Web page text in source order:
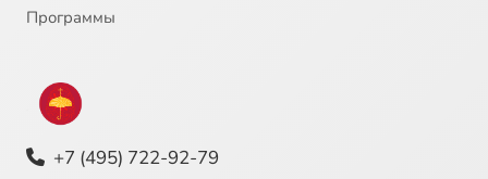
Программы
+7 (495) 722-92-79